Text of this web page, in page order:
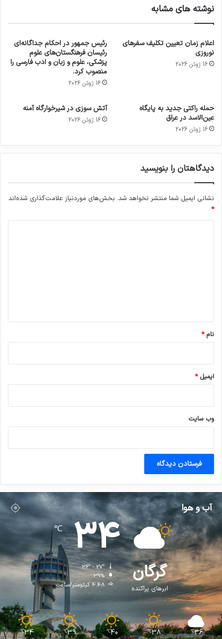
نوشته های مشابه
اعلام زمان تعیین تکلیف سفرهای
نوروزی
16 ژوئن 2026
رئیس جمهور در احکام جداگانه‌ای
رئیسان فرهنگستان‌های علوم
پزشکی، علوم و زبان و ادب فارسی را
منصوب کرد.
16 ژوئن 2026
حمله راکتی جدید به پایگاه
عین‌الاسد در عراق
16 ژوئن 2026
آتش سوزی در شیرخوارگاه آمنه
16 ژوئن 2026
دیدگاهتان را بنویسید
نشانی ایمیل شما منتشر نخواهد شد. بخش‌های موردنیاز علامت‌گذاری شده‌اند
*
نام*
ایمیل*
وب‌ سایت
آب و هوا
گرگان
ابرهای پراکنده
34
℃
36º - 27º
39%
4.48 کیلومتر/ساعت
36
℃
38
℃
40
℃
39
℃
34
℃